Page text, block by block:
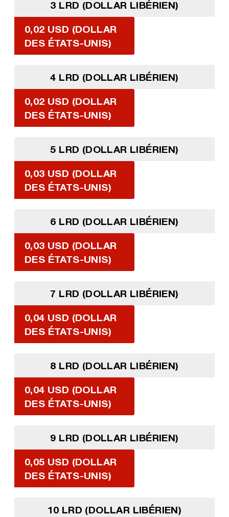
3 LRD (DOLLAR LIBÉRIEN)
0,02 USD (DOLLAR
DES ÉTATS-UNIS)
4 LRD (DOLLAR LIBÉRIEN)
0,02 USD (DOLLAR
DES ÉTATS-UNIS)
5 LRD (DOLLAR LIBÉRIEN)
0,03 USD (DOLLAR
DES ÉTATS-UNIS)
6 LRD (DOLLAR LIBÉRIEN)
0,03 USD (DOLLAR
DES ÉTATS-UNIS)
7 LRD (DOLLAR LIBÉRIEN)
0,04 USD (DOLLAR
DES ÉTATS-UNIS)
8 LRD (DOLLAR LIBÉRIEN)
0,04 USD (DOLLAR
DES ÉTATS-UNIS)
9 LRD (DOLLAR LIBÉRIEN)
0,05 USD (DOLLAR
DES ÉTATS-UNIS)
10 LRD (DOLLAR LIBÉRIEN)